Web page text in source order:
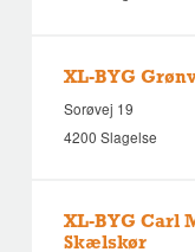
XL-BYG
Sorøvej 19
4200 Slagelse
XL-BYG Carl
Skælskør